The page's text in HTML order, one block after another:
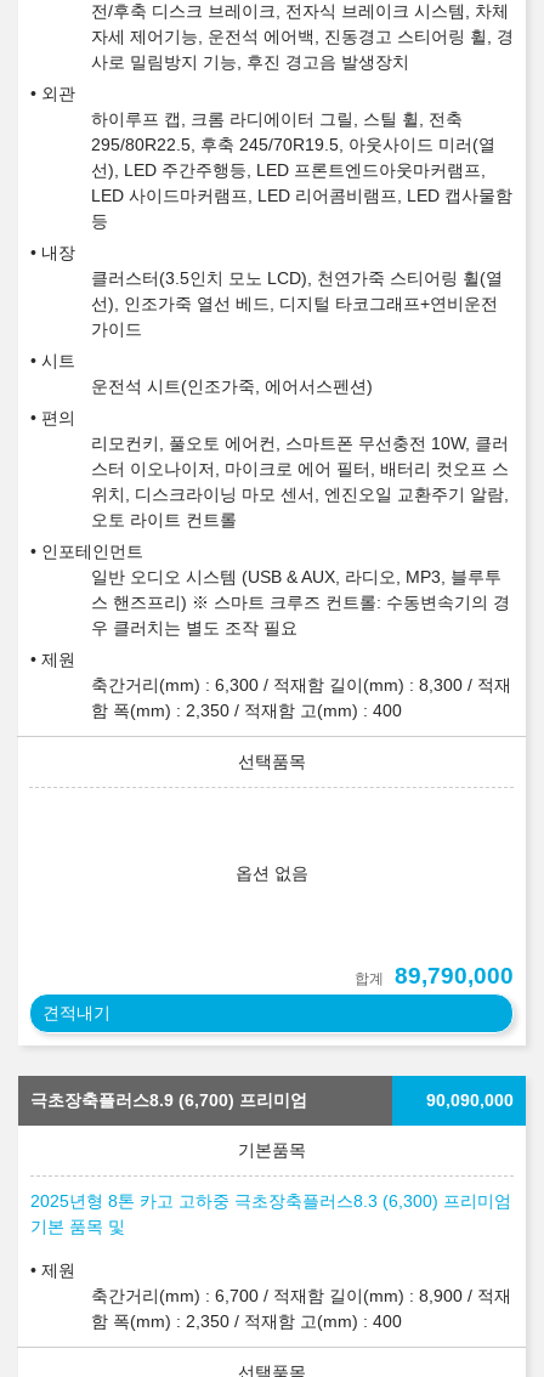
전/후축 디스크 브레이크, 전자식 브레이크 시스템, 차체
자세 제어기능, 운전석 에어백, 진동경고 스티어링 휠, 경
사로 밀림방지 기능, 후진 경고음 발생장치
외관
하이루프 캡, 크롬 라디에이터 그릴, 스틸 휠, 전축
295/80R22.5, 후축 245/70R19.5, 아웃사이드 미러(열
선), LED 주간주행등, LED 프론트엔드아웃마커램프,
LED 사이드마커램프, LED 리어콤비램프, LED 캡사물함
등
내장
클러스터(3.5인치 모노 LCD), 천연가죽 스티어링 휠(열
선), 인조가죽 열선 베드, 디지털 타코그래프+연비운전
가이드
시트
운전석 시트(인조가죽, 에어서스펜션)
편의
리모컨키, 풀오토 에어컨, 스마트폰 무선충전 10W, 클러
스터 이오나이저, 마이크로 에어 필터, 배터리 컷오프 스
위치, 디스크라이닝 마모 센서, 엔진오일 교환주기 알람,
오토 라이트 컨트롤
인포테인먼트
일반 오디오 시스템 (USB & AUX, 라디오, MP3, 블루투
스 핸즈프리) ※ 스마트 크루즈 컨트롤: 수동변속기의 경
우 클러치는 별도 조작 필요
제원
축간거리(mm) : 6,300 / 적재함 길이(mm) : 8,300 / 적재
함 폭(mm) : 2,350 / 적재함 고(mm) : 400
옵션 없음
합계 89,790,000
견적내기
극초장축플러스8.9 (6,700) 프리미엄 90,090,000
2025년형 8톤 카고 고하중 극초장축플러스8.3 (6,300) 프리미엄
기본 품목 및
제원
축간거리(mm) : 6,700 / 적재함 길이(mm) : 8,900 / 적재
함 폭(mm) : 2,350 / 적재함 고(mm) : 400